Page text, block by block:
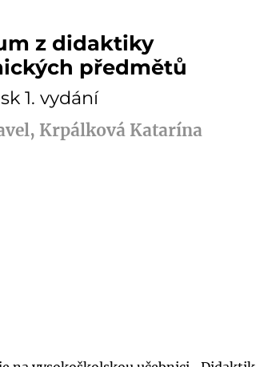
z didaktiky
předmětů
1. vydání
Krpálková Katarína